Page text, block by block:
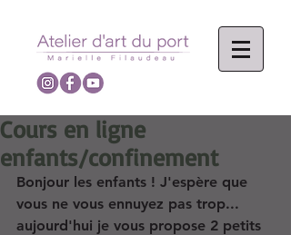
Cours en ligne
enfants/confinement
Bonjour les enfants ! J'espère que
vous ne vous ennuyez pas trop...
aujourd'hui je vous propose 2 petits